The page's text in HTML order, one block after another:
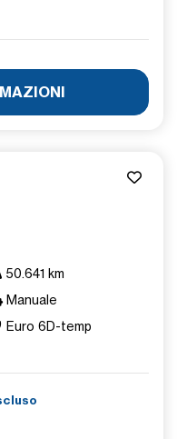
50.641 km
Manuale
Euro 6D-temp